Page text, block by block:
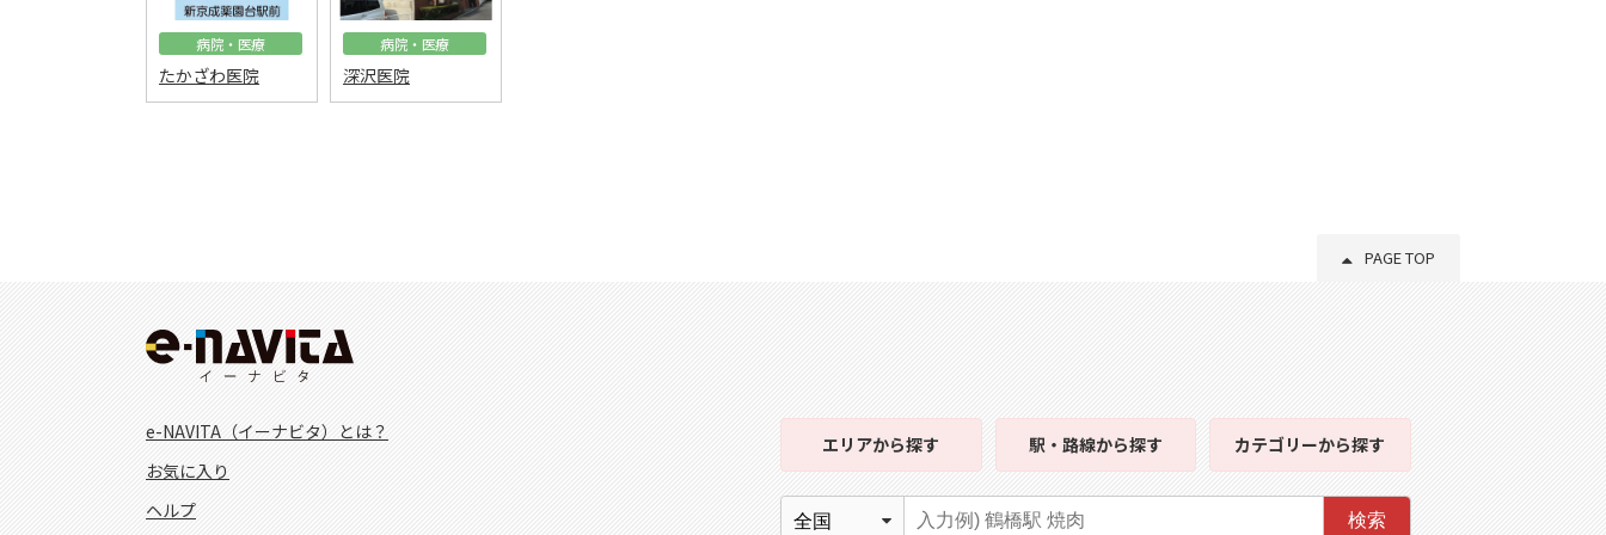
病院・医療
たかざわ医院
病院・医療
深沢医院
PAGE TOP
e-NAVITA（イーナビタ）とは？
お気に入り
ヘルプ
エリアから探す 駅・路線から探す カテゴリーから探す
検索